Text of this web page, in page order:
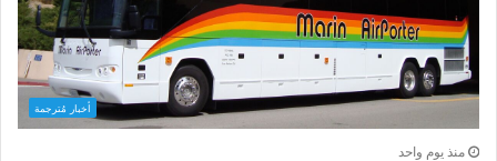
أخبار مُترجمة
منذ يوم واحد